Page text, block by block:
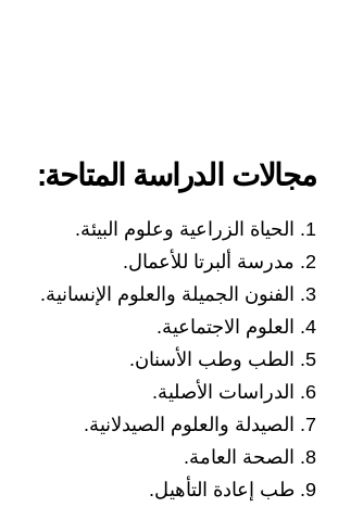
مجالات الدراسة المتاحة:
الحياة الزراعية وعلوم البيئة.
مدرسة ألبرتا للأعمال.
الفنون الجميلة والعلوم الإنسانية.
العلوم الاجتماعية.
الطب وطب الأسنان.
الدراسات الأصلية.
الصيدلة والعلوم الصيدلانية.
الصحة العامة.
طب إعادة التأهيل.